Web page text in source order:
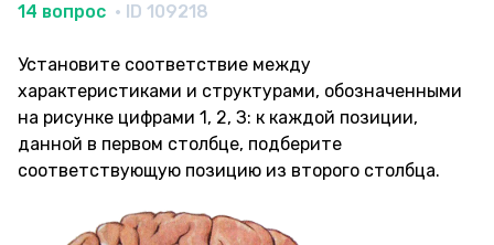
14 вопрос · ID 109218
Установите соответствие между
характеристиками и структурами, обозначенными
на рисунке цифрами 1, 2, З: к каждой позиции,
данной в первом столбце, подберите
соответствующую позицию из второго столбца.